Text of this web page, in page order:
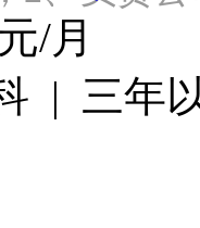
/月
| 三年